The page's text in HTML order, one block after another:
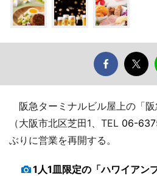
阪急ターミナルビル屋上の「阪
（大阪市北区芝田1、TEL 06-
ぶりに営業を再開する。
1人1皿限定の「ハワイアン